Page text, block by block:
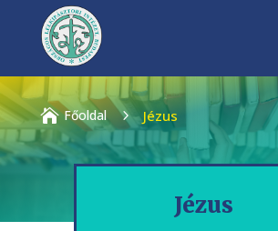
 Főoldal 5 Jézus
Jézus